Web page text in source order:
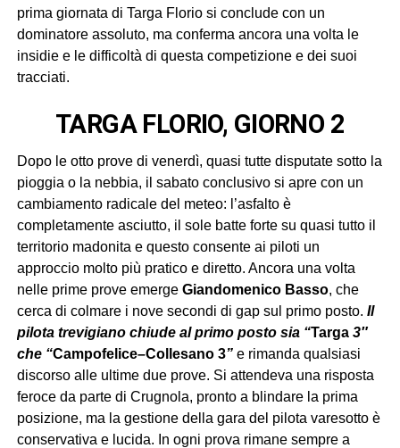
prima giornata di Targa Florio si conclude con un
dominatore assoluto, ma conferma ancora una volta le
insidie e le difficoltà di questa competizione e dei suoi
tracciati.
TARGA FLORIO, GIORNO 2
Dopo le otto prove di venerdì, quasi tutte disputate sotto la
pioggia o la nebbia, il sabato conclusivo si apre con un
cambiamento radicale del meteo: l’asfalto è
completamente asciutto, il sole batte forte su quasi tutto il
territorio madonita e questo consente ai piloti un
approccio molto più pratico e diretto. Ancora una volta
nelle prime prove emerge Giandomenico Basso, che
cerca di colmare i nove secondi di gap sul primo posto. Il
pilota trevigiano chiude al primo posto sia “Targa3″
che “Campofelice–Collesano 3” e rimanda qualsiasi
discorso alle ultime due prove. Si attendeva una risposta
feroce da parte di Crugnola, pronto a blindare la prima
posizione, ma la gestione della gara del pilota varesotto è
conservativa e lucida. In ogni prova rimane sempre a